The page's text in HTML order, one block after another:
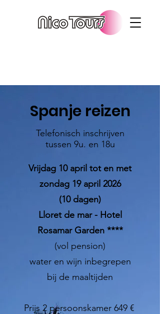
Spanje reizen
Telefonisch inschrijven
tussen 9u. en 18u
Vrijdag 10 april tot en met
zondag 19 april 2026
(10 dagen)
Lloret de mar - Hotel
Rosamar Garden ****
(vol pension)
water en wijn inbegrepen
bij de maaltijden
Prijs 2 persoonskamer 649 €